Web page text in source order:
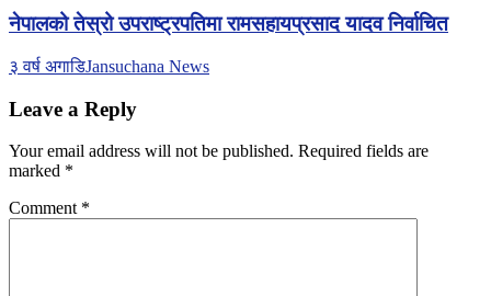
नेपालको तेस्रो उपराष्ट्रपतिमा रामसहायप्रसाद यादव निर्वाचित
३ वर्ष अगाडिJansuchana News
Leave a Reply
Your email address will not be published. Required fields are
marked *
Comment *